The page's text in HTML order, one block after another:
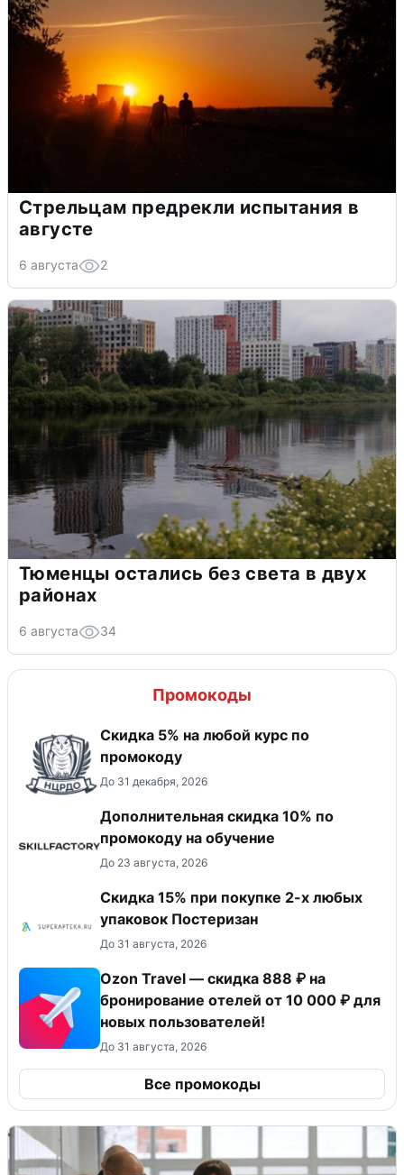
Стрельцам предрекли испытания в
августе
6 августа 2
Тюменцы остались без света в двух
районах
6 августа 34
Промокоды
Скидка 5% на любой курс по
промокоду
До 31 декабря, 2026
Дополнительная скидка 10% по
промокоду на обучение
До 23 августа, 2026
Скидка 15% при покупке 2-х любых
упаковок Постеризан
До 31 августа, 2026
Ozon Travel — скидка 888 ₽ на
бронирование отелей от 10 000 ₽ для
новых пользователей!
До 31 августа, 2026
Все промокоды